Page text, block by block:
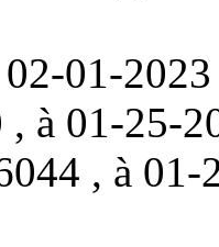
01-
, à 01-25-
, à